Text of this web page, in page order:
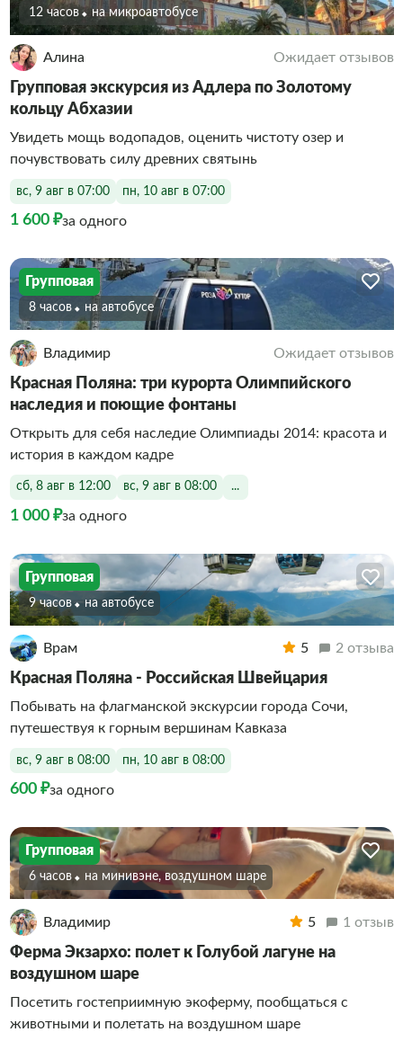
12 часов На микроавтобусе
Алина Ожидает отзывов
Групповая экскурсия из Адлера по Золотому
кольцу Абхазии
Увидеть мощь водопадов, оценить чистоту озер и
почувствовать силу древних святынь
вс, 9 авг в 07:00 пн, 10 авг в 07:00
1 600 ₽за одного
Групповая
8 часов На автобусе
Владимир Ожидает отзывов
Красная Поляна: три курорта Олимпийского
наследия и поющие фонтаны
Открыть для себя наследие Олимпиады 2014: красота и
история в каждом кадре
сб, 8 авг в 12:00 вс, 9 авг в 08:00 ...
1 000 ₽за одного
Групповая
9 часов На автобусе
Врам 5 2 отзыва
Красная Поляна - Российская Швейцария
Побывать на флагманской экскурсии города Сочи,
путешествуя к горным вершинам Кавказа
вс, 9 авг в 08:00 пн, 10 авг в 08:00
600 ₽за одного
Групповая
6 часов На минивэне, воздушном шаре
Владимир 5 1 отзыв
Ферма Экзархо: полет к Голубой лагуне на
воздушном шаре
Посетить гостеприимную экоферму, пообщаться с
животными и полетать на воздушном шаре